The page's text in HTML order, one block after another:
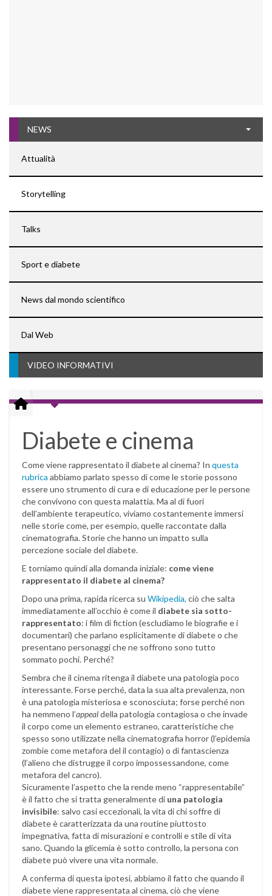
NEWS
Attualità
Storytelling
Talks
Sport e diabete
News dal mondo scientifico
Dal Web
VIDEO INFORMATIVI
Diabete e cinema
Come viene rappresentato il diabete al cinema? In questa
rubrica abbiamo parlato spesso di come le storie possono
essere uno strumento di cura e di educazione per le persone
che convivono con questa malattia. Ma al di fuori
dell’ambiente terapeutico, viviamo costantemente immersi
nelle storie come, per esempio, quelle raccontate dalla
cinematografia. Storie che hanno un impatto sulla
percezione sociale del diabete.
E torniamo quindi alla domanda iniziale: come viene
rappresentato il diabete al cinema?
Dopo una prima, rapida ricerca su Wikipedia, ciò che salta
immediatamente all’occhio è come il diabete sia sotto-
rappresentato: i film di fiction (escludiamo le biografie e i
documentari) che parlano esplicitamente di diabete o che
presentano personaggi che ne soffrono sono tutto
sommato pochi. Perché?
Sembra che il cinema ritenga il diabete una patologia poco
interessante. Forse perché, data la sua alta prevalenza, non
è una patologia misteriosa e sconosciuta; forse perché non
ha nemmeno l’appealdella patologia contagiosa o che invade
il corpo come un elemento estraneo, caratteristiche che
spesso sono utilizzate nella cinematografia horror (l’epidemia
zombie come metafora del il contagio) o di fantascienza
(l’alieno che distrugge il corpo impossessandone, come
metafora del cancro).
Sicuramente l’aspetto che la rende meno “rappresentabile”
è il fatto che si tratta generalmente di una patologia
invisibile: salvo casi eccezionali, la vita di chi soffre di
diabete è caratterizzata da una routine piuttosto
impegnativa, fatta di misurazioni e controlli e stile di vita
sano. Quando la glicemia è sotto controllo, la persona con
diabete può vivere una vita normale.
A conferma di questa ipotesi, abbiamo il fatto che quando il
diabete viene rappresentata al cinema, ciò che viene